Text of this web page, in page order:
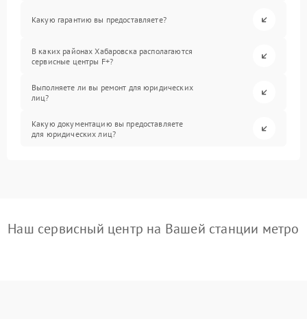
Какую гарантию вы предоставляете?
В каких районах Хабаровска располагаются
сервисные центры F+?
Выполняете ли вы ремонт для юридических
лиц?
Какую документацию вы предоставляете
для юридических лиц?
Наш сервисный центр на Вашей станции метро